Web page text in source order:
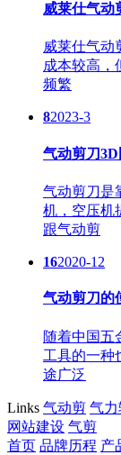
威莱仕气动
威莱仕气动
成本较高，
频繁
82023-3
气动剪刀
气动剪刀是
机，空压机
跟气动剪
162020-12
气动剪刀的
随着中国五
工具的一种
途广泛
Links 气动剪 气力
网站建设 气剪
首页 品牌历程 产